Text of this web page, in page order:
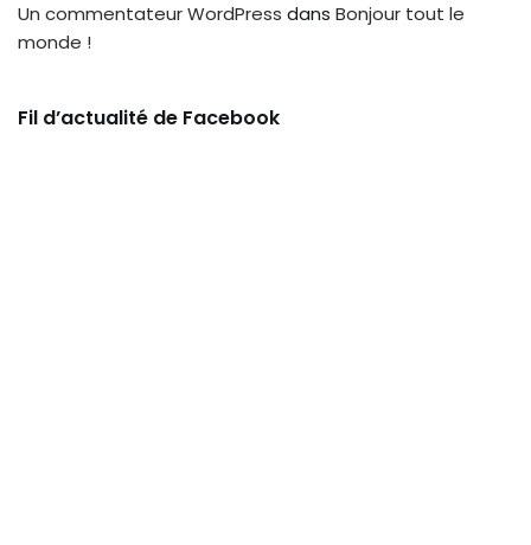
Un commentateur WordPress dans Bonjour tout le
monde !
Fil d’actualité de Facebook​